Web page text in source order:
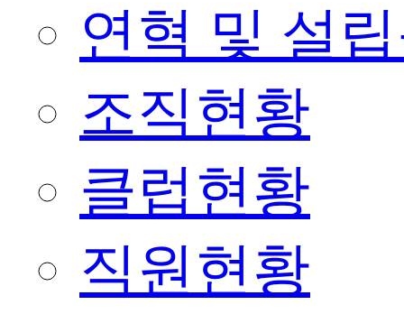
연혁 및 설
조직현황
클럽현황
직원현황